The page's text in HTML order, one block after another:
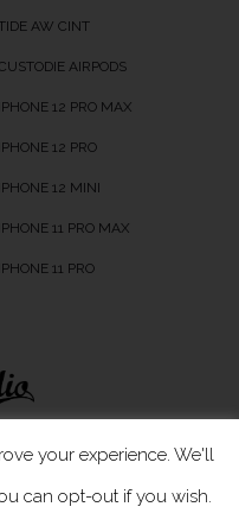
AW CINT
AIRPODS
IPHONE 12 PRO MAX
IPHONE 12 PRO
IPHONE 12 MINI
IPHONE 11 PRO MAX
IPHONE 11 PRO
2020
non esitare a
your experience. We'll
can opt-out if you wish.